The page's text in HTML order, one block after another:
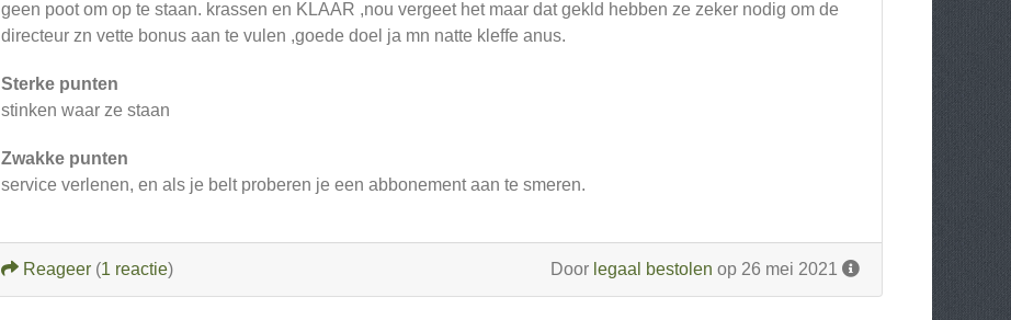
geen poot om op te staan. krassen en KLAAR ,nou vergeet het maar dat gekld hebben ze zeker nodig om de
directeur zn vette bonus aan te vulen ,goede doel ja mn natte kleffe anus.
Sterke punten
stinken waar ze staan
Zwakke punten
service verlenen, en als je belt proberen je een abbonement aan te smeren.
Door legaal bestolen op 26 mei 2021
Reageer (1 reactie)